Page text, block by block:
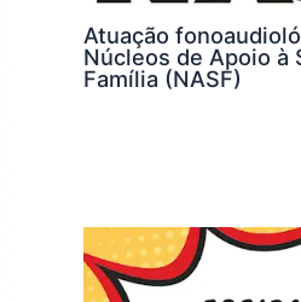
Atuação
Núcleos de Apoio à
Família (NASF)